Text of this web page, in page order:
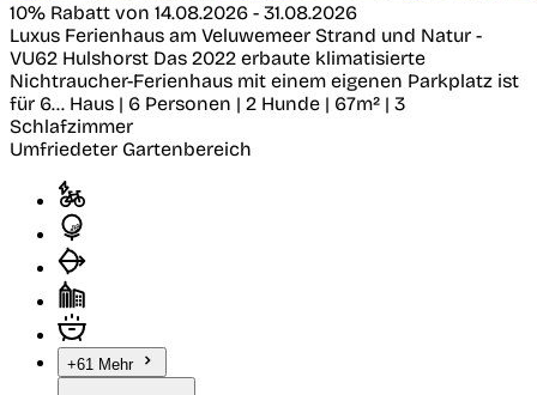
10% Rabatt von 14.08.2026 - 31.08.2026
Luxus Ferienhaus am Veluwemeer Strand und Natur -
VU62 Hulshorst Das 2022 erbaute klimatisierte
Nichtraucher-Ferienhaus mit einem eigenen Parkplatz ist
für 6... Haus | 6 Personen | 2 Hunde | 67m² | 3
Schlafzimmer
Umfriedeter Gartenbereich
+61 Mehr